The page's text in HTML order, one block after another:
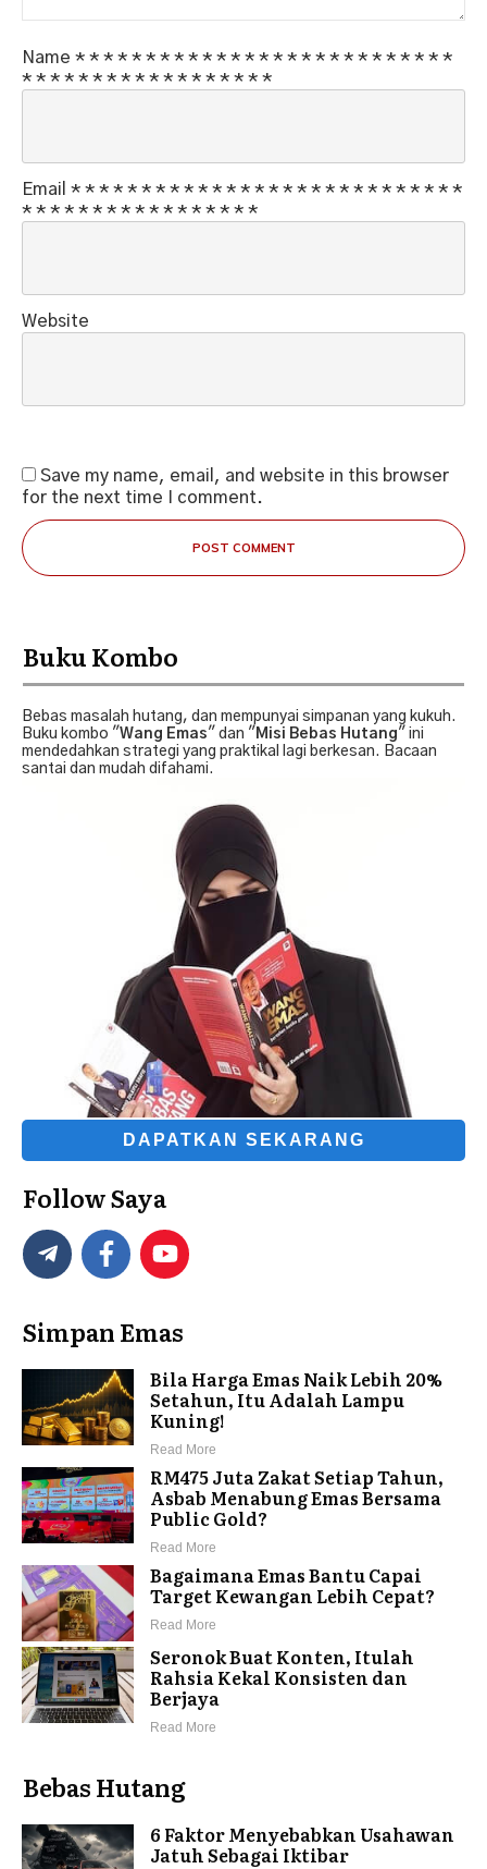
Name * * * * * * * * * * * * * * * * * * * * * * * * * * *
* * * * * * * * * * * * * * * * * *
Email * * * * * * * * * * * * * * * * * * * * * * * * * * * *
* * * * * * * * * * * * * * * * *
Website
Save my name, email, and website in this browser
for the next time I comment.
POST COMMENT
Buku Kombo
Bebas masalah hutang, dan mempunyai simpanan yang kukuh.
Buku kombo "Wang Emas" dan " Misi Bebas Hutang" ini
mendedahkan strategi yang praktikal lagi berkesan. Bacaan
santai dan mudah difahami.
DAPATKAN SEKARANG
Follow Saya
Simpan Emas
Bila Harga Emas Naik Lebih 20%
Setahun, Itu Adalah Lampu
Kuning!
Read More
RM475 Juta Zakat Setiap Tahun,
Asbab Menabung Emas Bersama
Public Gold?
Read More
Bagaimana Emas Bantu Capai
Target Kewangan Lebih Cepat?
Read More
Seronok Buat Konten, Itulah
Rahsia Kekal Konsisten dan
Berjaya
Read More
Bebas Hutang
6 Faktor Menyebabkan Usahawan
Jatuh Sebagai Iktibar